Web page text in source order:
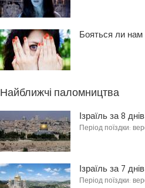
Бояться ли нам
Найближчі паломництва
Ізраїль за 8 днів
Період поїздки:
Ізраїль за 7 днів
Період поїздки: